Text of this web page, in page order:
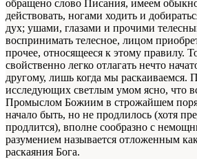
обращено слово Писания, имеем
действовать, ногами ходить и
дух; ушами, глазами и прочими
воспринимать телесное, лицом
прочее, относящееся к этому правилу.
свойственно легко отлагать нечто
другому, лишь когда мы раскаиваемся.
исследующих светлым умом ясно, что
Промыслом Божиим в строжайшем
начало быть, но не продлилось (хотя
продлится), вполне сообразно с
разумением называется отложенным
раскаяния Бога.